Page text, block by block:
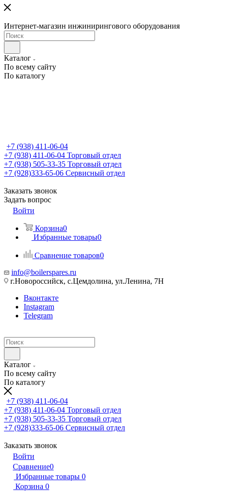
Интернет-магазин инжинирингового оборудования
Каталог
По всему сайту
По каталогу
+7 (938) 411-06-04
+7 (938) 411-06-04 Торговый отдел
+7 (938) 505-33-35 Торговый отдел
+7 (928)333-65-06 Сервисный отдел
Заказать звонок
Задать вопрос
Войти
Корзина0
Избранные товары0
Сравнение товаров0
info@boilerspares.ru
г.Новороссийск, с.Цемдолина, ул.Ленина, 7Н
Вконтакте
Instagram
Telegram
Каталог
По всему сайту
По каталогу
+7 (938) 411-06-04
+7 (938) 411-06-04 Торговый отдел
+7 (938) 505-33-35 Торговый отдел
+7 (928)333-65-06 Сервисный отдел
Заказать звонок
Войти
Сравнение0
Избранные товары 0
Корзина 0